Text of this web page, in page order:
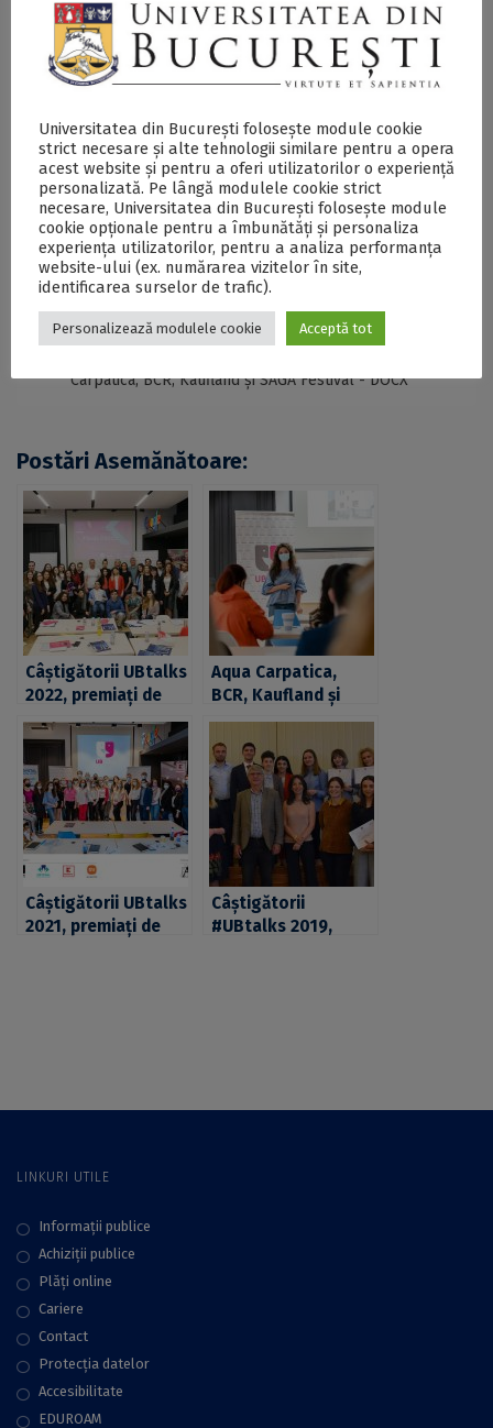
Nu în ultimul rând, Universitatea din București a premiat
cele mai creative prezentări cu6 locuri la Școala de
Creativitate. Evenimentul va avea loc în perioada 17-24
cazare, masă și workshop-uri pentru studenții Ana
Maria Statie, Andrei Marin, Octavian Ianc, Daniel Rupa,
Andrei Bulboacă-Trif și Giorgiana Maribel Voiasciuc.
SECŢIUNE ACCESIBILIZATĂ PENTRU
PERSOANELE CU DIZABILITĂŢI DE VEDERE
Carpatica, BCR, Kaufland și SAGA Festival - DOCX
Postări Asemănătoare:
Câștigătorii UBtalks
2022, premiați de
Aqua Carpatica,
BCR, Kaufland și
SAGA Festival
Aqua Carpatica,
BCR, Kaufland și
SAGA Festival,
partenerii UBtalks.
Ediția din 2022,
premii de peste
15.000 de lei
Câștigătorii UBtalks
2021, premiați de
Câștigătorii
#UBtalks 2019,
LINKURI UTILE
Informații publice
Achiziții publice
Plăţi online
Cariere
Contact
Protecţia datelor
Accesibilitate
EDUROAM
Universitatea din București folosește module cookie
strict necesare și alte tehnologii similare pentru a opera
acest website și pentru a oferi utilizatorilor o experiență
personalizată. Pe lângă modulele cookie strict
necesare, Universitatea din București folosește module
cookie opționale pentru a îmbunătăți și personaliza
experiența utilizatorilor, pentru a analiza performanța
website-ului (ex. numărarea vizitelor în site,
identificarea surselor de trafic).
Personalizează modulele cookie Acceptă tot